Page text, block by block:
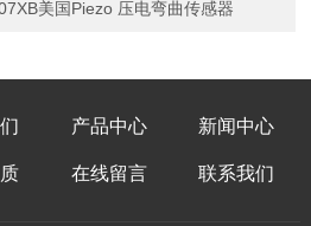
美国Piezo 压电弯曲传感器
产品中心 新闻中心
在线留言 联系我们